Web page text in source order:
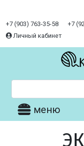
+7 (903) 763-35-58 +7
Личный кабинет
меню